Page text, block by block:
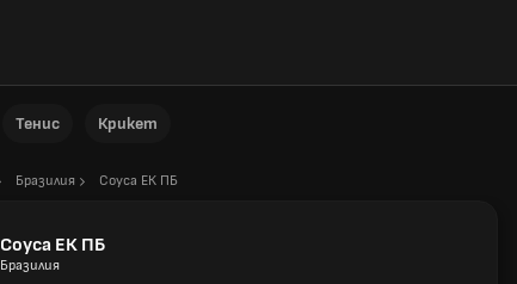
Тенис Крикет
Бразилия Соуса ЕК ПБ
Соуса ЕК ПБ
Бразилия